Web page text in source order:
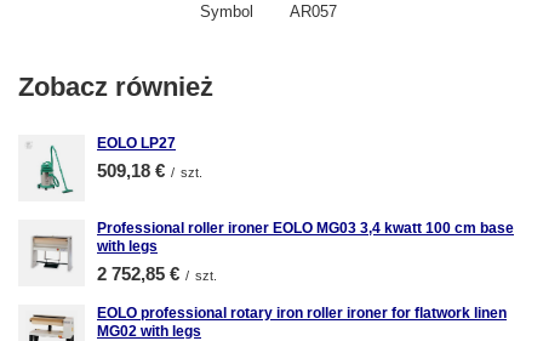
Symbol AR057
Zobacz również
EOLO LP27
509,18 € / szt.
Professional roller ironer EOLO MG03 3,4 kwatt 100 cm base
with legs
2 752,85 € / szt.
EOLO professional rotary iron roller ironer for flatwork linen
MG02 with legs